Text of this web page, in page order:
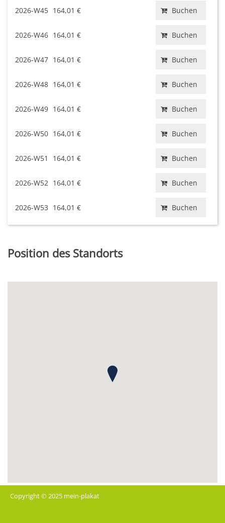
2026-W45 164,01 € Buchen
2026-W46 164,01 € Buchen
2026-W47 164,01 € Buchen
2026-W48 164,01 € Buchen
2026-W49 164,01 € Buchen
2026-W50 164,01 € Buchen
2026-W51 164,01 € Buchen
2026-W52 164,01 € Buchen
2026-W53 164,01 € Buchen
Position des Standorts
Copyright © 2025 mein-plakat